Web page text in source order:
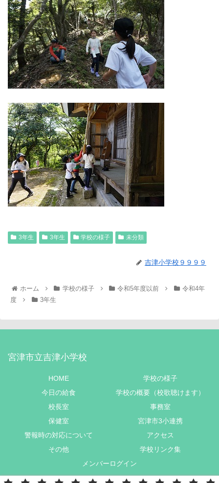
3年生 3年生 学校の様子 未分類
吉津小学校９９９９
ホーム 学校の様子 令和5年度以前
令和4年
度
3年生
宮津市立吉津小学校
HOME
学校の様子
今日の給食
学校の概要（校歌聴けます）
校長室
事務室
保健室
宮津市3小連携
警報時の対応について
アクセス
その他
学校リンク集
メンバーログイン
Copyright © 2022 宮津市立吉津小学校 All Rights Reserved.